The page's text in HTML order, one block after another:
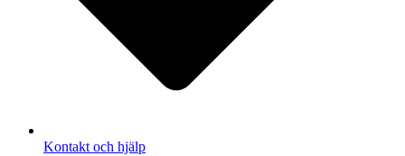
Kontakt och hjälp